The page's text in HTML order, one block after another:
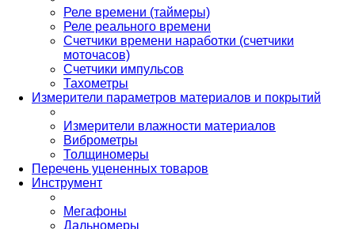
Реле времени (таймеры)
Реле реального времени
Счетчики времени наработки (счетчики
моточасов)
Счетчики импульсов
Тахометры
Измерители параметров материалов и покрытий
Измерители влажности материалов
Виброметры
Толщиномеры
Перечень уцененных товаров
Инструмент
Мегафоны
Дальномеры